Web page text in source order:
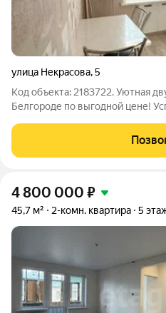
улица Некрасова,5
Код объекта: 2183722. Уютная двухкомнатная квартира в
Белгороде по выгодной цене! Успейте приобрести за очень
никаких вложений!!!
адресу: улица Некрасова,
4 800 000 ₽
45,7 м² 2-комн. квартира 5